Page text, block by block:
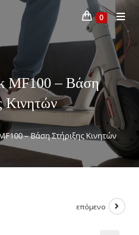
0
MF100 – Βάση
Κινητών
– Βάση Στήριξης Κινητών
επόμενο